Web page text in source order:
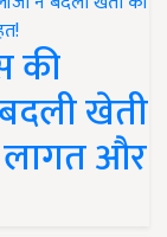
की
खेती
लागत और